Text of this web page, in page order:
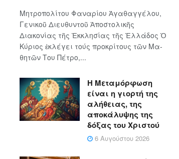
Μητροπολίτου Φαναρίου Ἀγαθαγγέλου,
Γενικοῦ Διευθυντοῦ Ἀποστολικῆς
Διακονίας τῆς Ἐκκλησίας τῆς Ἑλλάδος Ὁ
Κύ­ρι­ος ἐκλέγει τούς προ­κρί­τους τῶν Μα­
θη­τῶν Του Πέ­τρο,...
Η Μεταμόρφωση
είναι η γιορτή της
αλήθειας, της
αποκάλυψης της
δόξας του Χριστού
6 Αυγούστου 2026